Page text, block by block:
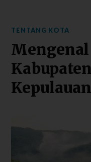
TENTANG KOTA
Mengenal
Kepulauan